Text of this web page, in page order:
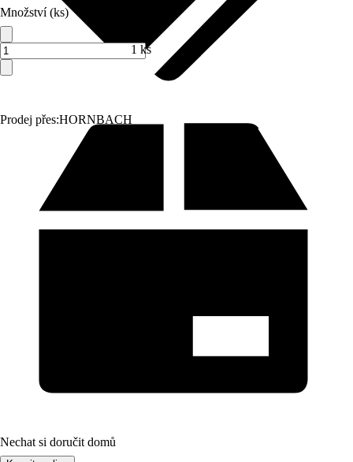
Prodej přes:HORNBACH
Množství (ks)
1 ks
Nechat si doručit domů